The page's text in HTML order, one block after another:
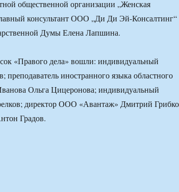
общественной организации „Женская
консультант ООО „Ди Ди Эй-Консалтинг“
Думы Елена Лапшина.
«Правого дела» вошли: индивидуальный
преподаватель иностранного языка областного
Ольга Цицеронова; индивидуальный
директор ООО «Авантаж» Дмитрий
Градов.